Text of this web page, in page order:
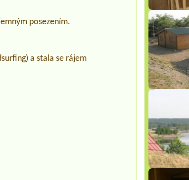
posezením.
a stala se rájem